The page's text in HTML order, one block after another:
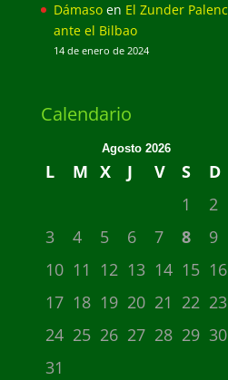
Dámasoen El Zunder
ante el Bilbao
14 de enero de 2024
Calendario
Agosto 2026
L M X J V S
D
1
2
3
4 5 6 7 8
9
10 11 12 13 14 15 16
17 18 19 20 21 22 23
24 25 26 27 28 29 30
31